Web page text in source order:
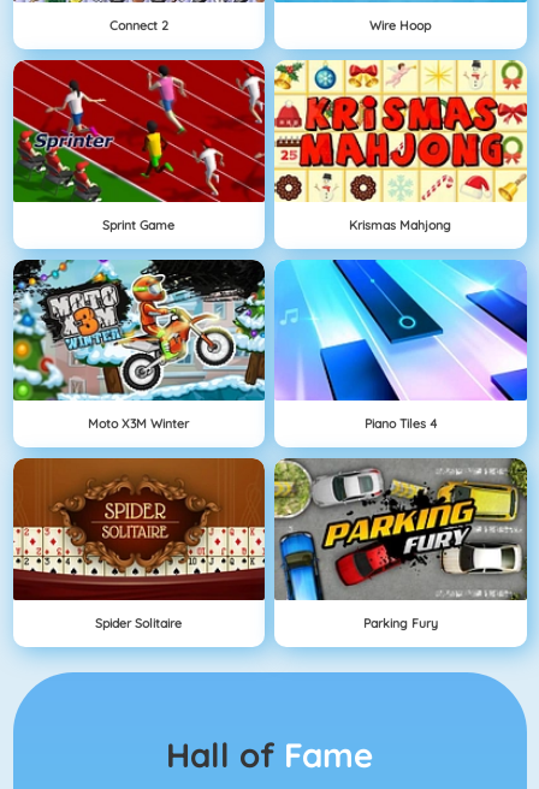
Connect 2 Wire Hoop
Sprint Game Krismas Mahjong
Moto X3M Winter Piano Tiles 4
Spider Solitaire Parking Fury
Hall of Fame